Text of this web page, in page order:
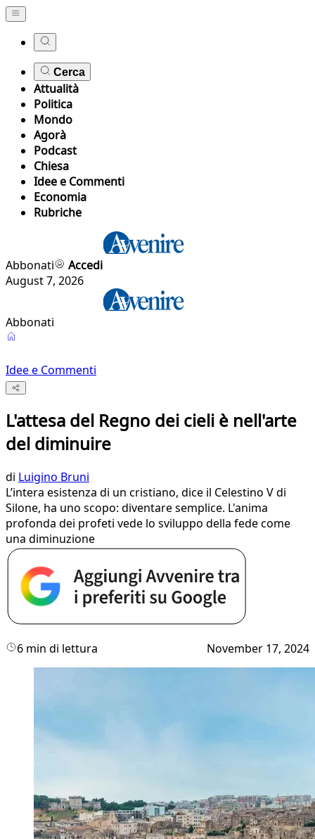
Cerca
Attualità
Politica
Mondo
Agorà
Podcast
Chiesa
Idee e Commenti
Economia
Rubriche
Abbonati
Accedi
August 7, 2026
Abbonati
Idee e Commenti
L'attesa del Regno dei cieli è nell'arte
del diminuire
di Luigino Bruni
L’intera esistenza di un cristiano, dice il Celestino V di
Silone, ha uno scopo: diventare semplice. L'anima
profonda dei profeti vede lo sviluppo della fede come
una diminuzione
6 min di lettura November 17, 2024